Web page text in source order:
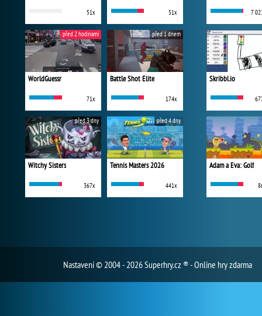
51x 51x
WorldGuessr
71x
před 2 hodinami
Battle Shot Elite
174x
před 1 dnem
Witchy Sisters
367x
před 3 dny
Tennis Masters 2026
441x
před 4 dny
7
Skribbl.io
Adam a Eva: Golf
Nastavení© 2004 - 2026 Superhry.cz ® - Online hry zdarma